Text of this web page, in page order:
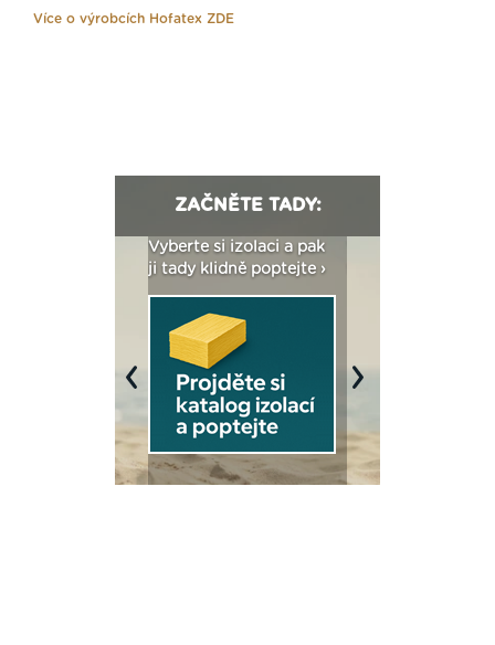
Více o výrobcích Hofatex ZDE
ZAČNĚTE TADY:
Vyberte si izolaci a pak
ji tady klidně poptejte ›
Previous Next